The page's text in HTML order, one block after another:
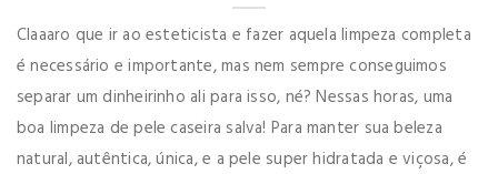
Claaaro que ir ao esteticista e fazer aquela limpeza completa
é necessário e importante, mas nem sempre conseguimos
separar um dinheirinho ali para isso, né? Nessas horas, uma
boa limpeza de pele caseira salva! Para manter sua beleza
natural, autêntica, única, e a pele super hidratada e viçosa, é